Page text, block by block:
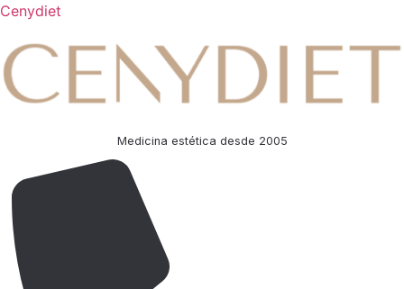
Cenydiet
Medicina estética desde 2005